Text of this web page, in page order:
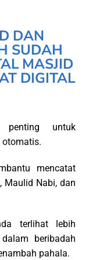
DAN
SUDAH
MASJID
DIGITAL
untuk
otomatis.
mencatat
Maulid Nabi, dan
terlihat lebih
beribadah
pahala.